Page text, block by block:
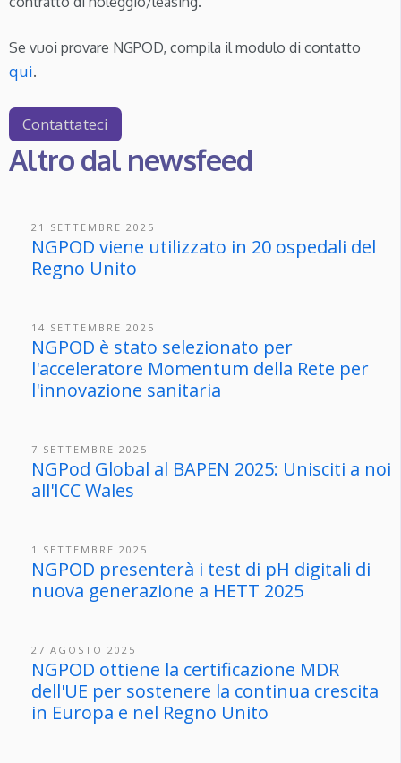
Se vuoi provare NGPOD, compila il modulo di contatto
qui.
Contattateci
Altro dal newsfeed
21 SETTEMBRE 2025
NGPOD viene utilizzato in 20 ospedali del
Regno Unito
14 SETTEMBRE 2025
NGPOD è stato selezionato per
l'acceleratore Momentum della Rete per
l'innovazione sanitaria
7 SETTEMBRE 2025
NGPod Global al BAPEN 2025: Unisciti a noi
all'ICC Wales
1 SETTEMBRE 2025
NGPOD presenterà i test di pH digitali di
nuova generazione a HETT 2025
27 AGOSTO 2025
NGPOD ottiene la certificazione MDR
dell'UE per sostenere la continua crescita
in Europa e nel Regno Unito